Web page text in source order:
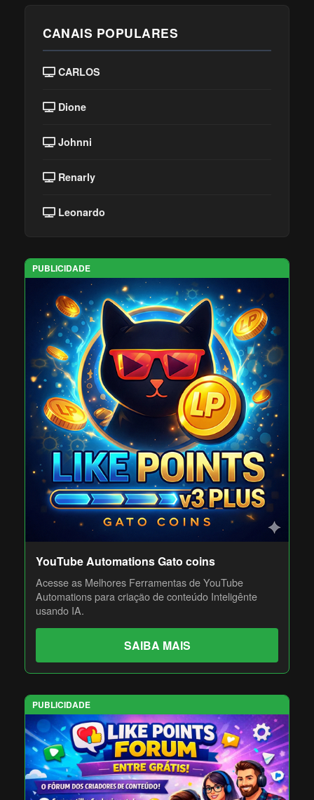
CANAIS POPULARES
CARLOS
Dione
Johnni
Renarly
Leonardo
PUBLICIDADE
YouTube Automations Gato coins
Acesse as Melhores Ferramentas de YouTube
Automations para criação de conteúdo Inteligênte
usando IA.
SAIBA MAIS
PUBLICIDADE